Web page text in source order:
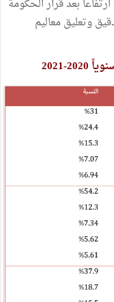
بعد قرار الحكومة
وتعليق معاليم
2021